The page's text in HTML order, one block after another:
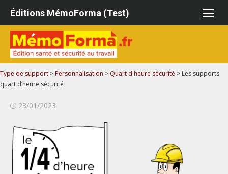
Aller
contenu
Éditions MémoForma (Test)
Type de support > Personnalisation > Quart d'heure sécurité > Les supports
quart d’heure sécurité
Publié23/01/2023